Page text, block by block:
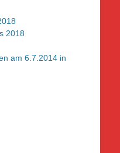
2018
am 6.7.2014 in